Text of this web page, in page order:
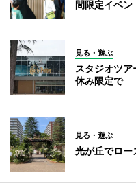
間限定イベン
見る・遊ぶ
スタジオツ
休み限定で
見る・遊ぶ
光が丘でロ